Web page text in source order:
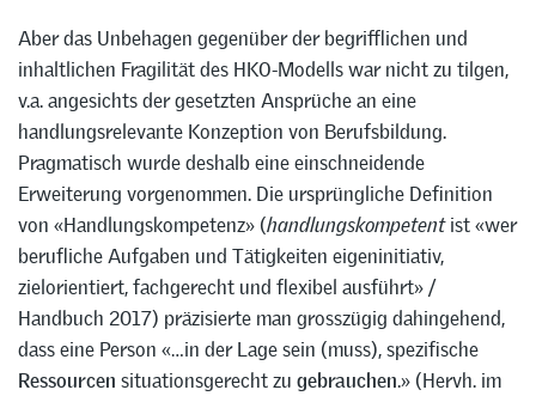
Aber das Unbehagen gegenüber der begrifflichen und
inhaltlichen Fragilität des HKO-Modells war nicht zu tilgen,
v.a. angesichts der gesetzten Ansprüche an eine
handlungsrelevante Konzeption von Berufsbildung.
Pragmatisch wurde deshalb eine einschneidende
Erweiterung vorgenommen. Die ursprüngliche Definition
von «Handlungskompetenz» ­(handlungskompetentist «wer
berufliche Aufgaben und Tätigkeiten eigeninitiativ,
zielorientiert, fachgerecht und flexibel ausführt» /
Handbuch 2017) präzisierte man grosszügig dahingehend,
dass eine Person «…in der Lage sein (muss), spezifische
Ressourcen situationsgerecht zu gebrauchen.» (Hervh. im